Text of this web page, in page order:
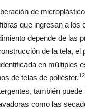
de
que ingresan a
depende de las
de la tela, el
en múltiples
de telas de poliéster.12
también
como las